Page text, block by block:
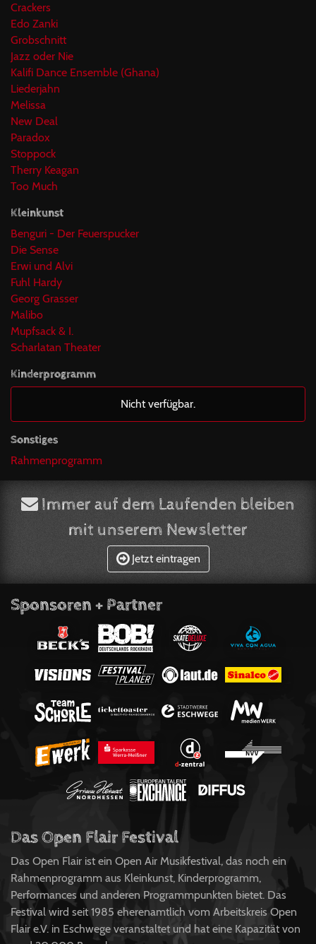
Crackers
Edo Zanki
Grobschnitt
Jazz oder Nie
Kalifi Dance Ensemble (Ghana)
Liederjahn
Melissa
New Deal
Paradox
Stoppock
Therry Keagan
Too Much
Kleinkunst
Benguri - Der Feuerspucker
Die Sense
Erwi und Alvi
Fuhl Hardy
Georg Grasser
Malibo
Mupfsack & I.
Scharlatan Theater
Kinderprogramm
Nicht verfügbar.
Sonstiges
Rahmenprogramm
Immer auf dem Laufenden bleiben
mit unserem Newsletter
Jetzt eintragen
Sponsoren + Partner
Das Open Flair Festival
Das Open Flair ist ein Open Air Musikfestival, das noch ein
Rahmenprogramm aus Kleinkunst, Kinderprogramm,
Performances und anderen Programmpunkten bietet. Das
Festival wird seit 1985 eherenamtlich vom Arbeitskreis Open
Flair e.V. in Eschwege veranstaltet und hat eine Kapazität von